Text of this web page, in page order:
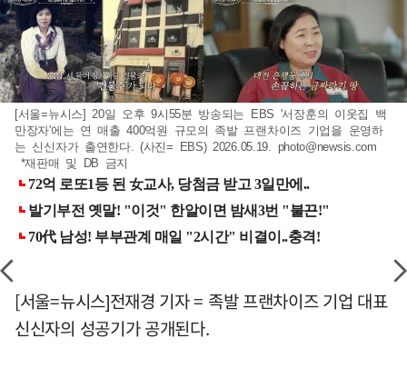
[서울=뉴시스] 20일 오후 9시55분 방송되는 EBS '서장훈의 이웃집 백
만장자'에는 연 매출 400억원 규모의 족발 프랜차이즈 기업을 운영하
는 신신자가 출연한다. (사진= EBS) 2026.05.19. photo@newsis.com
*재판매 및 DB 금지
[서울=뉴시스]전재경 기자 = 족발 프랜차이즈 기업 대표
신신자의 성공기가 공개된다.